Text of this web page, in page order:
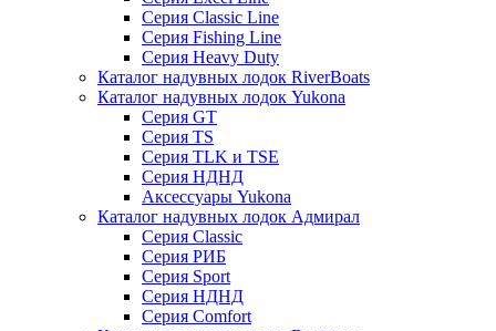
Серия Classic Line
Серия Fishing Line
Серия Heavy Duty
Каталог надувных лодок RiverBoats
Каталог надувных лодок Yukona
Серия GT
Серия TS
Серия TLK и TSE
Серия НДНД
Аксессуары Yukona
Каталог надувных лодок Адмирал
Серия Classic
Серия РИБ
Серия Sport
Серия НДНД
Серия Comfort